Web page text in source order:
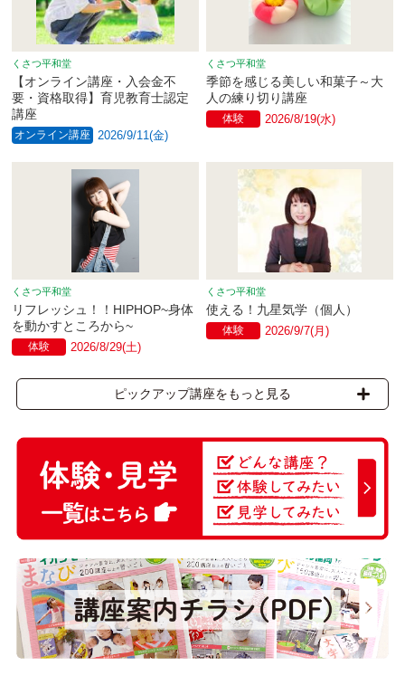
くさつ平和堂
【オンライン講座・入会金不
要・資格取得】育児教育士認定
講座
オンライン講座 2026/9/11(金)
くさつ平和堂
季節を感じる美しい和菓子～大
人の練り切り講座
体験 2026/8/19(水)
くさつ平和堂
リフレッシュ！！HIPHOP~身体
を動かすところから~
体験 2026/8/29(土)
くさつ平和堂
使える！九星気学（個人）
体験 2026/9/7(月)
ピックアップ講座をもっと見る